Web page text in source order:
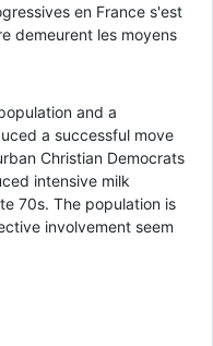
en France s'est
demeurent les moyens
and a
a successful move
Christian Democrats
intensive milk
70s. The population is
involvement seem